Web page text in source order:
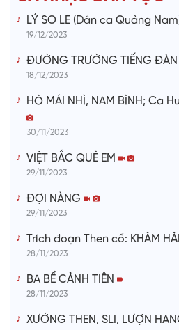
o
LÝ SO LE (Dân ca Quảng
19/12/2023
ĐƯỜNG TRƯỜNG TIẾNG
18/12/2023
HÒ MÁI NHÌ, NAM BÌNH; Ca
30/11/2023
VIỆT BẮC QUÊ EM
29/11/2023
ĐỢI NÀNG
29/11/2023
Trích đoạn Then cổ: KHẢM HẢI
28/11/2023
BA BỂ CẢNH TIÊN
28/11/2023
XƯỚNG THEN, SLI, LƯỢN